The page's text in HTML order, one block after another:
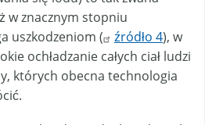
w znacznym stopniu
uszkodzeniom (
źródło 4), w
ochładzanie całych ciał ludzi
których obecna technologia